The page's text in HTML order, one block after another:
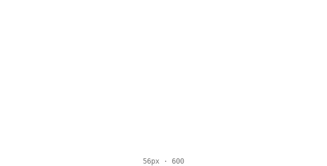
56px · 600